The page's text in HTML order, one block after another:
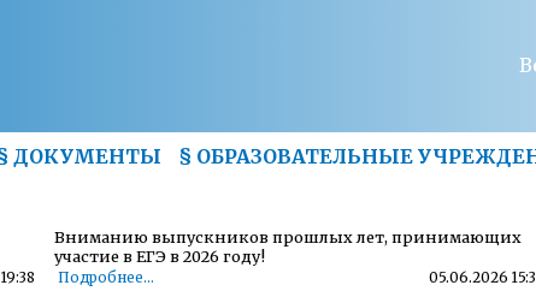
ДОКУМЕНТЫ § ОБРАЗОВАТЕЛЬНЫЕ
Вниманию выпускников прошлых лет, принимающих
участие в ЕГЭ в 2026 году!
Подробнее... 05.06.2026